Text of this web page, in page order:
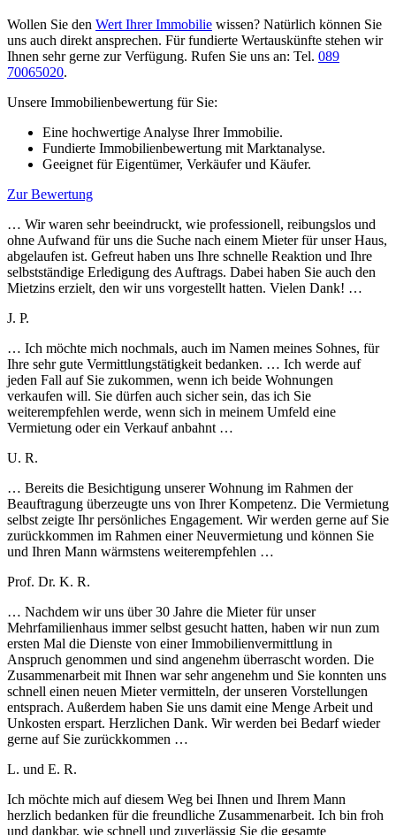
Wollen Sie den Wert Ihrer Immobilie wissen? Natürlich können Sie
uns auch direkt ansprechen. Für fundierte Wertauskünfte stehen wir
Ihnen sehr gerne zur Verfügung. Rufen Sie uns an: Tel. 089
70065020.
Unsere Immobilienbewertung für Sie:
Eine hochwertige Analyse Ihrer Immobilie.
Fundierte Immobilienbewertung mit Marktanalyse.
Geeignet für Eigentümer, Verkäufer und Käufer.
Zur Bewertung
… Wir waren sehr beeindruckt, wie professionell, reibungslos und
ohne Aufwand für uns die Suche nach einem Mieter für unser Haus,
abgelaufen ist. Gefreut haben uns Ihre schnelle Reaktion und Ihre
selbstständige Erledigung des Auftrags. Dabei haben Sie auch den
Mietzins erzielt, den wir uns vorgestellt hatten. Vielen Dank! …
J. P.
… Ich möchte mich nochmals, auch im Namen meines Sohnes, für
Ihre sehr gute Vermittlungstätigkeit bedanken. … Ich werde auf
jeden Fall auf Sie zukommen, wenn ich beide Wohnungen
verkaufen will. Sie dürfen auch sicher sein, das ich Sie
weiterempfehlen werde, wenn sich in meinem Umfeld eine
Vermietung oder ein Verkauf anbahnt …
U. R.
… Bereits die Besichtigung unserer Wohnung im Rahmen der
Beauftragung überzeugte uns von Ihrer Kompetenz. Die Vermietung
selbst zeigte Ihr persönliches Engagement. Wir werden gerne auf Sie
zurückkommen im Rahmen einer Neuvermietung und können Sie
und Ihren Mann wärmstens weiterempfehlen …
Prof. Dr. K. R.
… Nachdem wir uns über 30 Jahre die Mieter für unser
Mehrfamilienhaus immer selbst gesucht hatten, haben wir nun zum
ersten Mal die Dienste von einer Immobilienvermittlung in
Anspruch genommen und sind angenehm überrascht worden. Die
Zusammenarbeit mit Ihnen war sehr angenehm und Sie konnten uns
schnell einen neuen Mieter vermitteln, der unseren Vorstellungen
entsprach. Außerdem haben Sie uns damit eine Menge Arbeit und
Unkosten erspart. Herzlichen Dank. Wir werden bei Bedarf wieder
gerne auf Sie zurückkommen …
L. und E. R.
Ich möchte mich auf diesem Weg bei Ihnen und Ihrem Mann
herzlich bedanken für die freundliche Zusammenarbeit. Ich bin froh
und dankbar, wie schnell und zuverlässig Sie die gesamte